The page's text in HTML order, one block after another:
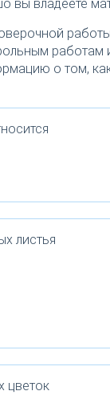
вы владеете
работам
о том,
листья
цветок